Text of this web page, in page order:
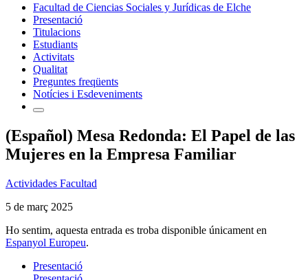
Facultad de Ciencias Sociales y Jurídicas de Elche
Presentació
Titulacions
Estudiants
Activitats
Qualitat
Preguntes freqüents
Notícies i Esdeveniments
(Español) Mesa Redonda: El Papel de las
Mujeres en la Empresa Familiar
Actividades Facultad
5 de març 2025
Ho sentim, aquesta entrada es troba disponible únicament en
Espanyol Europeu.
Presentació